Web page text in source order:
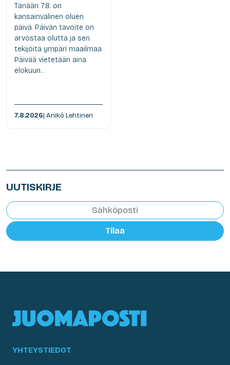
Tänään 7.8. on
kansainvälinen oluen
päivä. Päivän tavoite on
arvostaa olutta ja sen
tekijöitä ympäri maailmaa.
Päivää vietetään aina
elokuun...
7.8.2026| Anikó Lehtinen
UUTISKIRJE
Tilaa
YHTEYSTIEDOT